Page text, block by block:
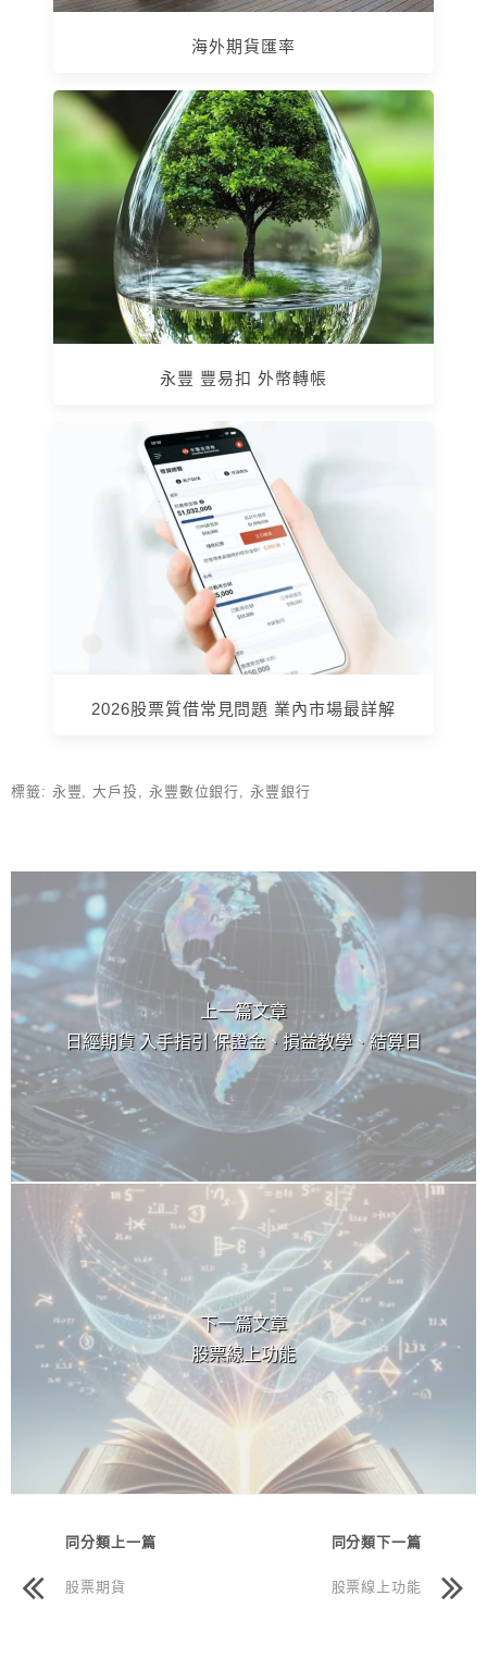
海外期貨匯率
永豐 豐易扣 外幣轉帳
2026股票質借常見問題 業內市場最詳解
標籤: 永豐,大戶投, 永豐數位銀行,永豐銀行
上 / 下一篇文章
上一篇文章
日經期貨 入手指引 保證金、損益教學、結算日
下一篇文章
股票線上功能
同分類上一篇
股票期貨
同分類下一篇
股票線上功能